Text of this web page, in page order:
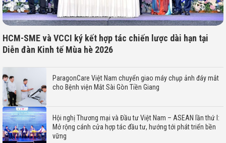
HCM-SME và VCCI ký kết hợp tác chiến lược dài hạn tại
Diễn đàn Kinh tế Mùa hè 2026
ParagonCare Việt Nam chuyển giao máy chụp ảnh đáy mắt
cho Bệnh viện Mắt Sài Gòn Tiền Giang
Hội nghị Thương mại và Đầu tư Việt Nam – ASEAN lần thứ I:
Mở rộng cánh cửa hợp tác đầu tư, hướng tới phát triển bền
vững